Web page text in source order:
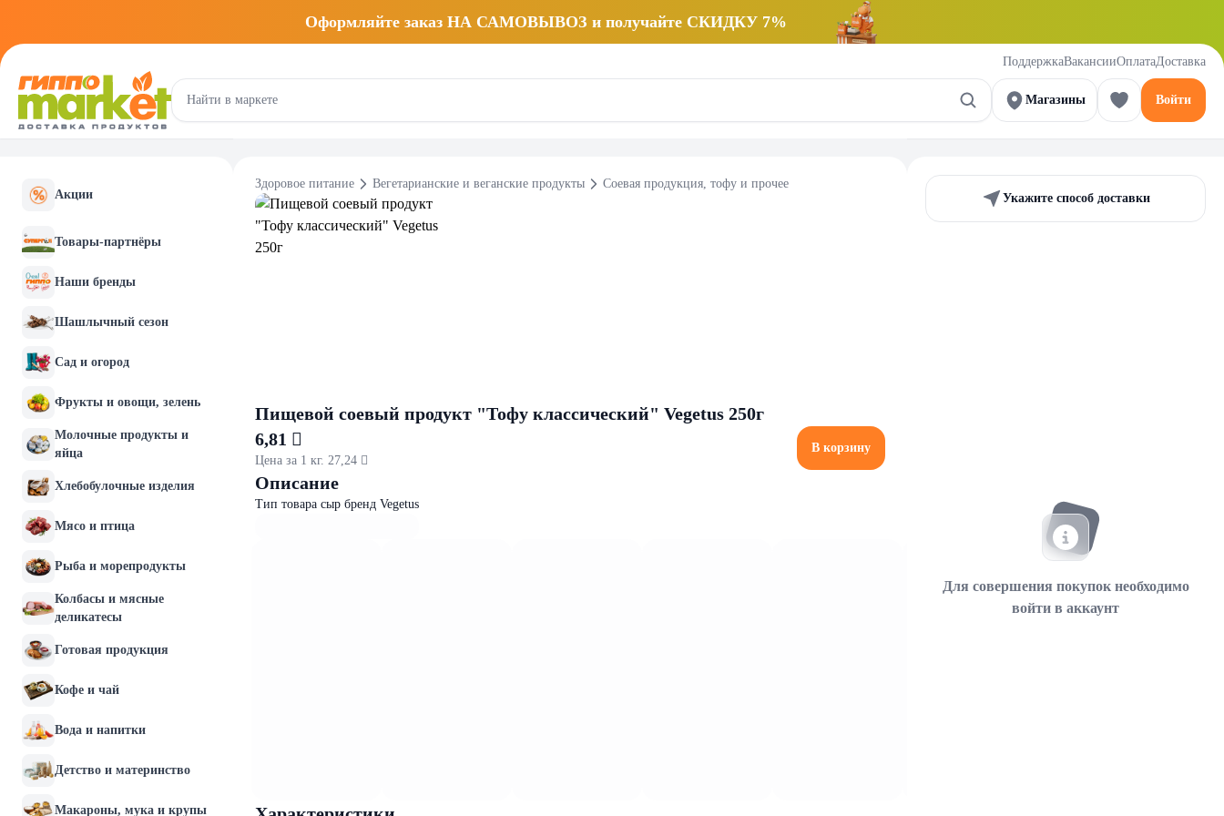
Оформляйте заказ НА САМОВЫВОЗ и получайте СКИДКУ 7%
ПоддержкаВакансииОплатаДоставка
Магазины Войти
Акции
Товары-партнёры
Наши бренды
Шашлычный сезон
Сад и огород
Фрукты и овощи, зелень
Молочные продукты и
яйца
Хлебобулочные изделия
Мясо и птица
Рыба и морепродукты
Колбасы и мясные
деликатесы
Готовая продукция
Кофе и чай
Вода и напитки
Детство и материнство
Макароны, мука и крупы
Здоровое питание Вегетарианские и веганские продукты Соевая продукция, тофу и прочее
Пищевой соевый продукт "Тофу классический" Vegetus 250г
6,81 
Цена за 1 кг. 27,24 
В корзину
Описание
Тип товара сыр бренд Vegetus
Укажите способ доставки
Для совершения покупок необходимо
войти в аккаунт